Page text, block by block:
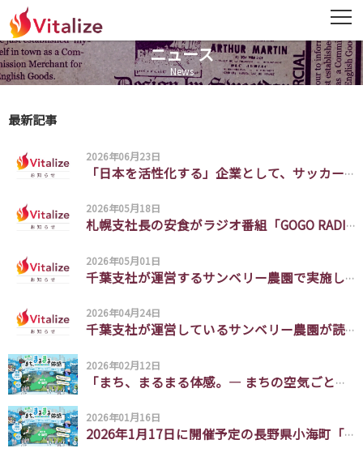
ニュース
News
会社概要
ミッション・経営理念
Mission・Vision
Officer
DX・BPR事業
DX・BPR
ビジネスエンジニアリング事業
Business Engineering
地方創生
Regional Revitalization
ニュース
News
最新記事
2026年06月23日
「日本を活性化する」企業として、サッカー日本代表を応援します
2026年05月18日
札幌支社長の安食がラジオ番組「GOGO RADIO COMPANY（#ゴゴラジ）」にゲスト出演しました。
2026年05月01日
千葉支社が運営するサンベリー農園で実施した【イチゴ狩りイベント】が読売新聞に掲載されました。
2026年04月24日
千葉支社が運営しているサンベリー農園が読売新聞に掲載されました
2026年02月12日
「まち、まるまる体感。― まちの空気ごと感じる、ふるさと体験フェス ― 長野県 小海町編」がPR TIMESに掲載されました
2026年01月16日
2026年1月17日に開催予定の長野県小海町「ふるさと体験フェス」について、Yahoo!ニュースに掲載されました。